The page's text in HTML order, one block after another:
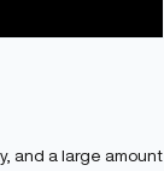
and a large amount